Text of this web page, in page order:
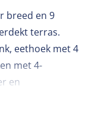
breed en 9
terras.
eethoek met 4
met 4-
en